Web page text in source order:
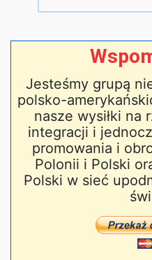
Jesteśmy grupą
polsko-
nasze wysiłki na
integracji i
promowania i
Polonii i Polski
Polski w sieć